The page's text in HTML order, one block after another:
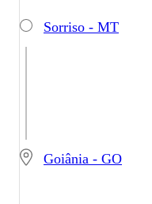
Sorriso - MT
Goiânia - GO